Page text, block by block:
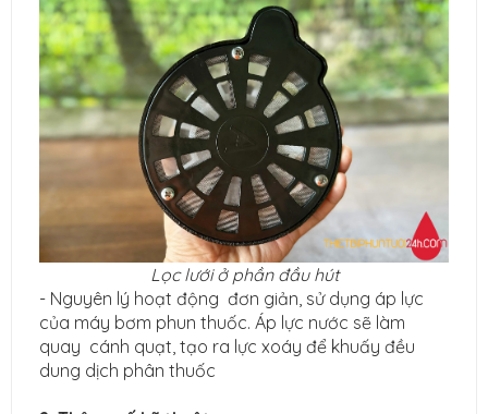
Lọc lưới ở phần đầu hút
- Nguyên lý hoạt động đơn giản, sử dụng áp lực
của máy bơm phun thuốc. Áp lực nước sẽ làm
quay cánh quạt, tạo ra lực xoáy để khuấy đều
dung dịch phân thuốc